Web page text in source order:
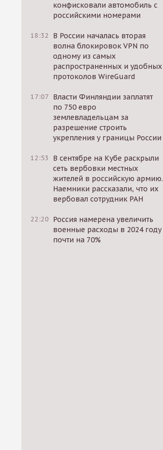
конфисковали автомобиль с
российскими номерами
18:32
В России началась вторая
волна блокировок VPN по
одному из самых
распространенных и удобных
протоколов WireGuard
17:07 Власти Финляндии заплатят
по 750 евро
землевладельцам за
разрешение строить
укрепления у границы России
12:53
В сентябре на Кубе раскрыли
сеть вербовки местных
жителей в российскую армию.
Наемники рассказали, что их
вербовал сотрудник РАН
22:20 Россия намерена увеличить
военные расходы в 2024 году
почти на 70%